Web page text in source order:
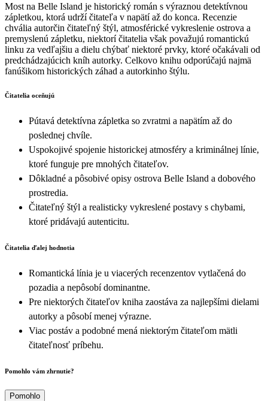
Most na Belle Island je historický román s výraznou detektívnou
zápletkou, ktorá udrží čitateľa v napätí až do konca. Recenzie
chvália autorčin čitateľný štýl, atmosférické vykreslenie ostrova a
premyslenú zápletku, niektorí čitatelia však považujú romantickú
linku za vedľajšiu a dielu chýbať niektoré prvky, ktoré očakávali od
predchádzajúcich kníh autorky. Celkovo knihu odporúčajú najmä
fanúšikom historických záhad a autorkinho štýlu.
Čitatelia oceňujú
Pútavá detektívna zápletka so zvratmi a napätím až do
poslednej chvíle.
Uspokojivé spojenie historickej atmosféry a kriminálnej línie,
ktoré funguje pre mnohých čitateľov.
Dôkladné a pôsobivé opisy ostrova Belle Island a dobového
prostredia.
Čitateľný štýl a realisticky vykreslené postavy s chybami,
ktoré pridávajú autenticitu.
Čitatelia ďalej hodnotia
Romantická línia je u viacerých recenzentov vytlačená do
pozadia a nepôsobí dominantne.
Pre niektorých čitateľov kniha zaostáva za najlepšími dielami
autorky a pôsobí menej výrazne.
Viac postáv a podobné mená niektorým čitateľom mätli
čitateľnosť príbehu.
Pomohlo vám zhrnutie?
Pomohlo